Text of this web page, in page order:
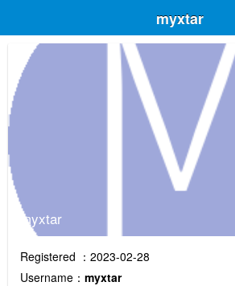
myxtar
myxtar
Registered ：2023-02-28
Username： myxtar